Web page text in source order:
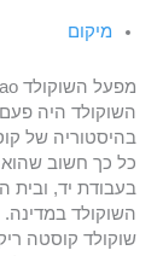
מיקום
מפעל השוקולד Sa Casa Del Cacao
השוקולד היה
בהיסטוריה של
כל כך חשוב
בעבודת יד, ובית
השוקולד במדינה.
שוקולד קוסטה